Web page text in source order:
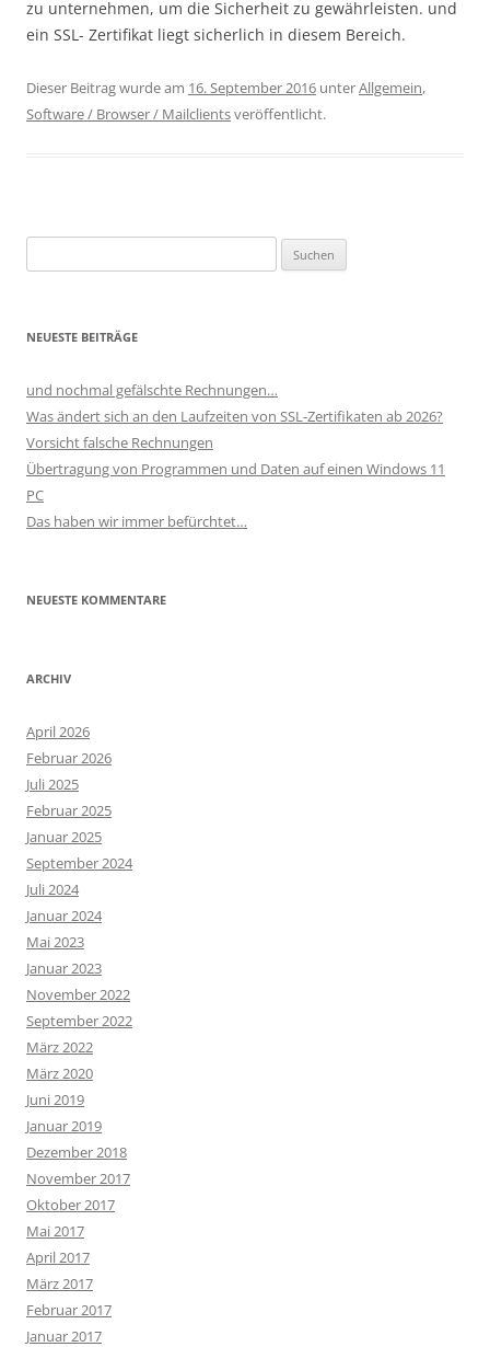
zu unternehmen, um die Sicherheit zu gewährleisten. und
ein SSL- Zertifikat liegt sicherlich in diesem Bereich.
Dieser Beitrag wurde am 16. September 2016 unterAllgemein,
Software / Browser / Mailclientsveröffentlicht.
nach:
NEUESTE BEITRÄGE
und nochmal gefälschte Rechnungen…
Was ändert sich an den Laufzeiten von SSL-Zertifikaten ab 2026?
Vorsicht falsche Rechnungen
Übertragung von Programmen und Daten auf einen Windows 11
PC
Das haben wir immer befürchtet…
NEUESTE KOMMENTARE
ARCHIV
April 2026
Februar 2026
Juli 2025
Februar 2025
Januar 2025
September 2024
Juli 2024
Januar 2024
Mai 2023
Januar 2023
November 2022
September 2022
März 2022
März 2020
Juni 2019
Januar 2019
Dezember 2018
November 2017
Oktober 2017
Mai 2017
April 2017
März 2017
Februar 2017
Januar 2017